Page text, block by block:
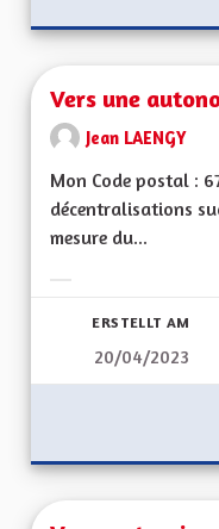
Vers une
Jean LAENGY
Mon Code postal :
décentralisations
mesure du...
ERSTELLT AM
20/04/2023